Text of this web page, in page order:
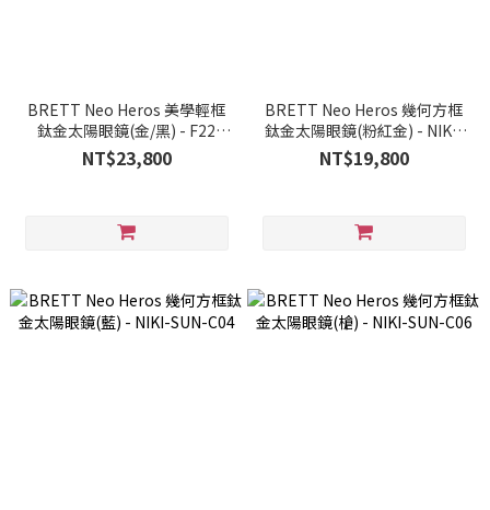
BRETT Neo Heros 美學輕框
鈦金太陽眼鏡(金/黑) - F22
BARE NAKED SUN-C01
NT$23,800
BRETT Neo Heros 幾何方框
鈦金太陽眼鏡(粉紅金) - NIKI-
SUN-C18
NT$19,800